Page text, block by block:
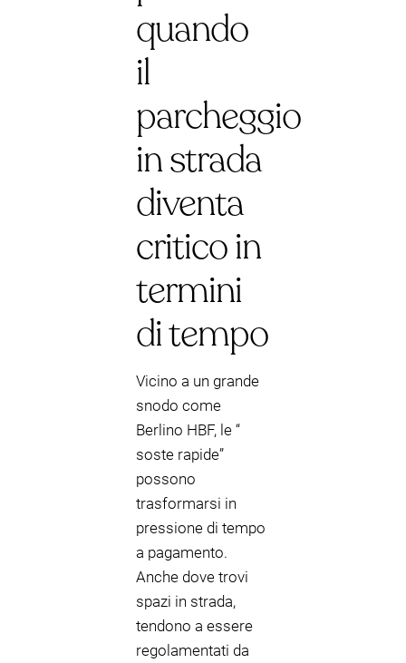
quando
il
parcheggio
in strada
diventa
critico in
termini
di tempo
Vicino a un grande
snodo come
Berlino HBF, le “
soste rapide”
possono
trasformarsi in
pressione di tempo
a pagamento.
Anche dove trovi
spazi in strada,
tendono a essere
regolamentati da